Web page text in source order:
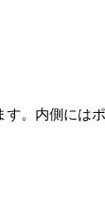
。内側には